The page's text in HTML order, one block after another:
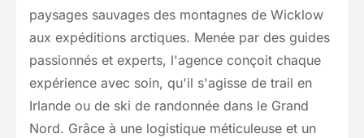
paysages sauvages des montagnes de Wicklow
aux expéditions arctiques. Menée par des guides
passionnés et experts, l'agence conçoit chaque
expérience avec soin, qu'il s'agisse de trail en
Irlande ou de ski de randonnée dans le Grand
Nord. Grâce à une logistique méticuleuse et un